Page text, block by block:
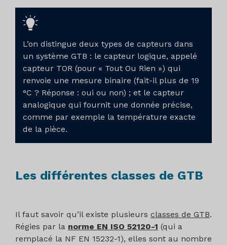
L’on distingue deux types de capteurs dans
un système GTB : le capteur logique, appelé
capteur TOR (pour « Tout Ou Rien ») qui
renvoie une mesure binaire (fait-il plus de 19
°C ? Réponse : oui ou non) ; et le capteur
analogique qui fournit une donnée précise,
comme par exemple la température exacte
de la pièce.
Les différentes classes de GTB
Il faut savoir qu’il existe plusieurs classes de GTB.
Régies par la norme EN ISO 52120-1 (qui a
remplacé la NF EN 15232-1), elles sont au nombre